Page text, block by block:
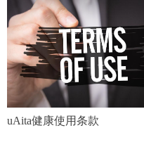
uAita健康使用条款